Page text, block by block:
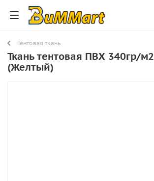
Тентовая ткань
Ткань тентовая ПВХ 340гр/м2
(Желтый)